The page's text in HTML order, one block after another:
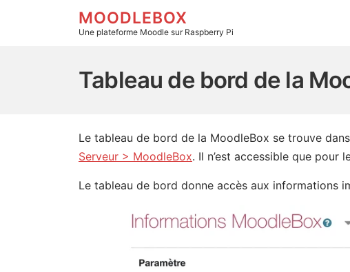
MOODLEBOX
Une plateforme Moodle sur Raspberry Pi
Tableau de bord de la
Le tableau de bord de la MoodleBox se trouve
Serveur > MoodleBox. Il n’est accessible que pour
Le tableau de bord donne accès aux informations